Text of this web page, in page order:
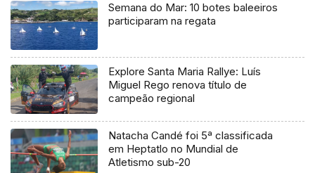
Semana do Mar: 10 botes baleeiros
participaram na regata
Explore Santa Maria Rallye: Luís
Miguel Rego renova título de
campeão regional
Natacha Candé foi 5ª classificada
em Heptatlo no Mundial de
Atletismo sub-20